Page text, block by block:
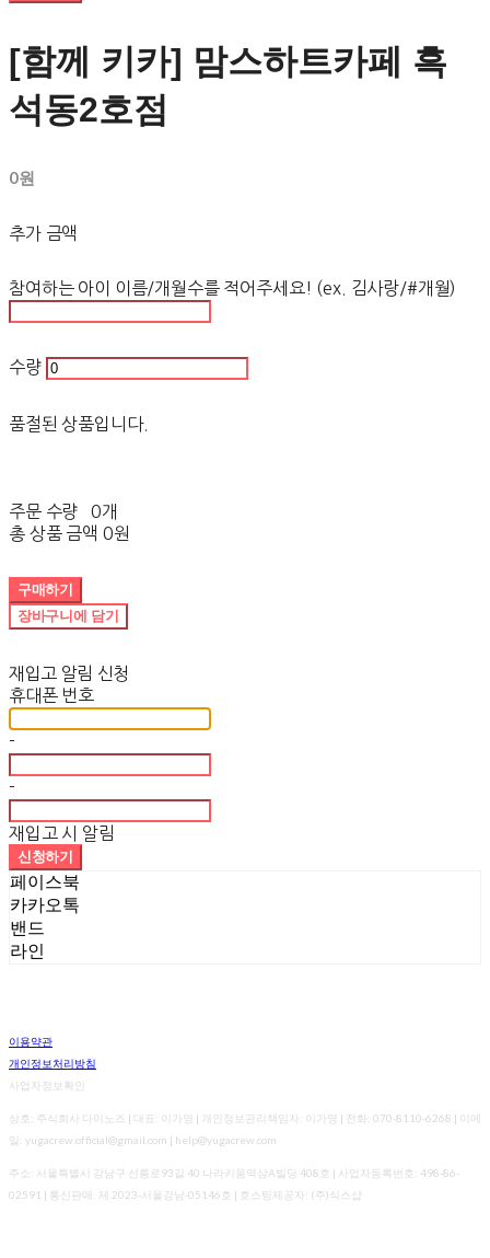
[함께 키카] 맘스하트카페 흑
석동2호점
0원
추가 금액
참여하는 아이 이름/개월수를 적어주세요! (ex. 김사랑/#개월)
수량
품절된 상품입니다.
주문 수량
0개
총 상품 금액 0원
구매하기
장바구니에 담기
재입고 알림 신청
휴대폰 번호
-
-
재입고 시 알림
신청하기
페이스북
카카오톡
밴드
라인
이용약관
개인정보처리방침
사업자정보확인
상호: 주식회사 다이노즈 | 대표: 이가영 | 개인정보관리책임자: 이가영 | 전화: 070-8110-6268 | 이메
일: yugacrew.official@gmail.com | help@yugacrew.com
주소: 서울특별시 강남구 선릉로93길 40 나라키움역삼A빌딩 408호 | 사업자등록번호: 498-86-
02591 | 통신판매: 제 2023-서울강남-05146호 | 호스팅제공자: (주)식스샵